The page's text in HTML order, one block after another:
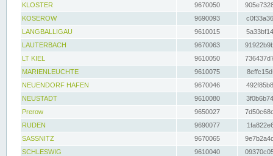
KLOSTER
9670050
KOSEROW
9690093
LANGBALLIGAU
9610015
LAUTERBACH
9670063
LT KIEL
9610050
MARIENLEUCHTE
9610075
NEUENDORF HAFEN
9670046
NEUSTADT
9610080
Prerow
9650027
RUDEN
9690077
SASSNITZ
9670065
SCHLESWIG
9610040